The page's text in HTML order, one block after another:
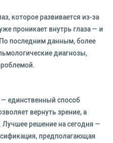
которое развивается из-за
проникает внутрь глаза — и
последним данным, более
диагнозы,
единственный способ
вернуть зрение, а
Лучшее решение на сегодня —
предполагающая